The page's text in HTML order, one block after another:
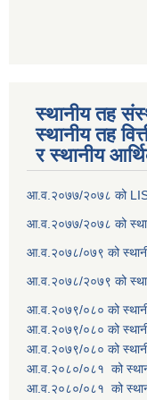
स्थानीय तह
स्थानीय तह
र स्थानीय
आ.व.२०७७/२०७८ को
आ.व.२०७७/२०७८ को
आ.व.२०७८/०७९ को
आ.व.२०७८/२०७९ को
आ.व.२०७९/०८० को
आ.व.२०७९/०८० को
आ.व.२०७९/०८० को
आ.व.२०८०/०८१ को
आ.व.२०८०/०८१ को